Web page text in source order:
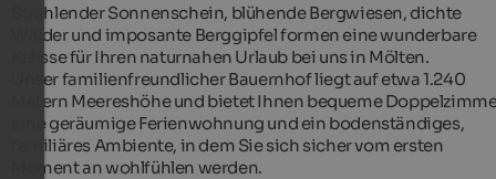
Strahlender Sonnenschein, blühende Bergwiesen, dichte
Wälder und imposante Berggipfel formen eine wunderbare
Kulisse für Ihren naturnahen Urlaub bei uns in Mölten.
Unser familienfreundlicher Bauernhof liegt auf etwa 1.240
Metern Meereshöhe und bietet Ihnen bequeme
eine geräumige Ferienwohnung und ein bodenständiges,
familiäres Ambiente, in dem Sie sich sicher vom ersten
Moment an wohlfühlen werden.